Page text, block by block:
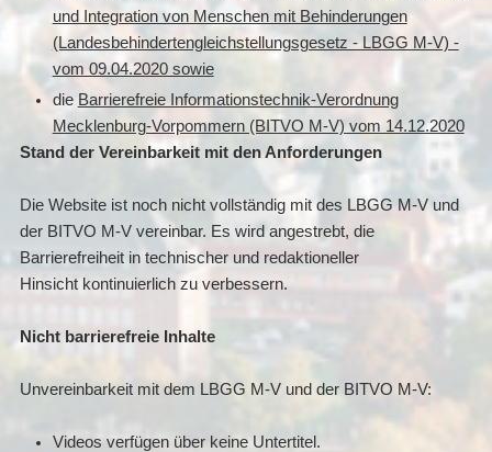
und Integration von Menschen mit Behinderungen
(Landesbehindertengleichstellungsgesetz - LBGG M-V) -
vom 09.04.2020 sowie
die Barrierefreie Informationstechnik-Verordnung
Mecklenburg-Vorpommern (BITVO M-V) vom 14.12.2020
Stand der Vereinbarkeit mit den Anforderungen
Die Website ist noch nicht vollständig mit des LBGG M-V und
der BITVO M-V vereinbar. Es wird angestrebt, die
Barrierefreiheit in technischer und redaktioneller
Hinsicht kontinuierlich zu verbessern.
Nicht barrierefreie Inhalte
Unvereinbarkeit mit dem LBGG M-V und der BITVO M-V:
Videos verfügen über keine Untertitel.